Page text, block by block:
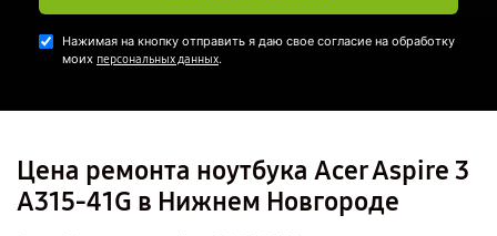
Нажимая на кнопку отправить я даю свое согласие на обработку
моих персональных данных.
Цена ремонта ноутбука Acer Aspire 3
A315-41G в Нижнем Новгороде